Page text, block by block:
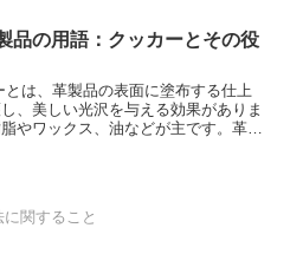
形にすることです。組み立てとは、
ることです。 革製品の製造
われます。ドラムはそのうちの1つ
、染色したりする際に使われる機械
がら、なめし剤や染料を浸透させる
とで、革を均一に加工することがで
度と弾力性を与えています。コラー
て変形しても、元の形に戻ることが
や加工が容易です。 革の可塑
なります。その要因には、革の種
が含まれます。革の種類によって、
革は、豚革よりも可塑性がありま
性があります。
品の用語：クッカーとその役
、美しい光沢を与える効果がありま
やワックス、油などが主です。革の
沢を与えます。これにより、革製品
関すること